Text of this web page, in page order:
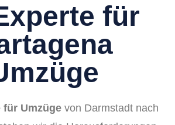
für
für Umzüge von Darmstadt nach